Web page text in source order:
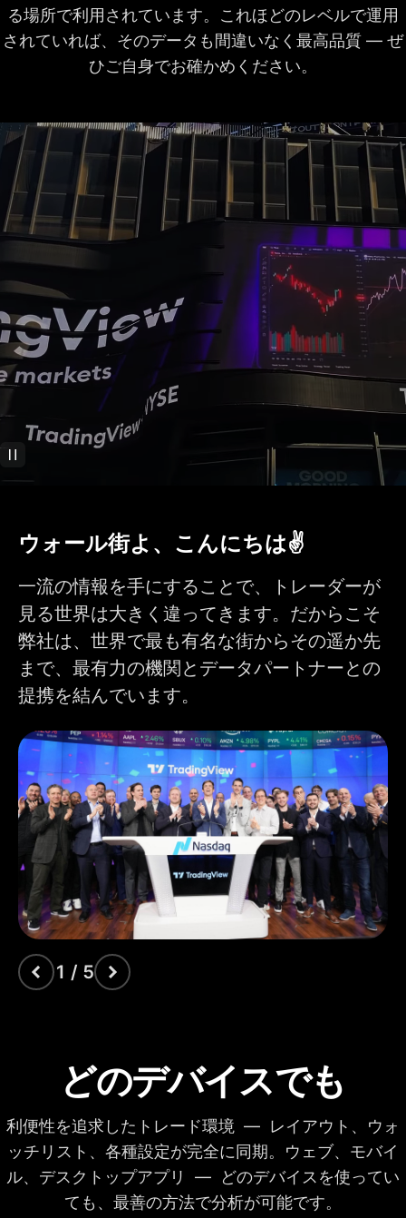
チャート上の四半期
ごとの財務データ
8年 8年 8年
数
バーリプレイ
日足以上の過去デー
タ
すべて すべて すべて
分足の過去データ 180日 365日
秒足の過去データ
ティックの過去デー
タ
インジケーターリプ
バーリプレイでトレ
ード
テクニカル分析
蔵インジケーター
ティ提供のインジケ
ーター
インジケーターにイ
ンジケーター
チャートごとのイン
ジケーター
2 5 10
カスタムインジケー
ターテンプレート
1
110以上のスマート
描画ツール
出来高プロファイル
インジケーター
タイム・プライス・
オポチュニティ
出来高フットプリン
ローソク足パターン
オート・フィボナッ
チ・リトレースメン
マルチタイムフレー
る場所で利用されています。これほどのレベルで運用
されていれば、そのデータも間違いなく最高品質 ― ぜ
ひご自身でお確かめください。
ウォール街よ、こんにちは✌️
一流の情報を手にすることで、トレーダーが
見る世界は大きく違ってきます。だからこそ
弊社は、世界で最も有名な街からその遥か先
まで、最有力の機関とデータパートナーとの
提携を結んでいます。
1 / 5
どのデバイスでも
利便性を追求したトレード環境 — レイアウト、ウォ
ッチリスト、各種設定が完全に同期。ウェブ、モバイ
ル、デスクトップアプリ — どのデバイスを使ってい
ても、最善の方法で分析が可能です。